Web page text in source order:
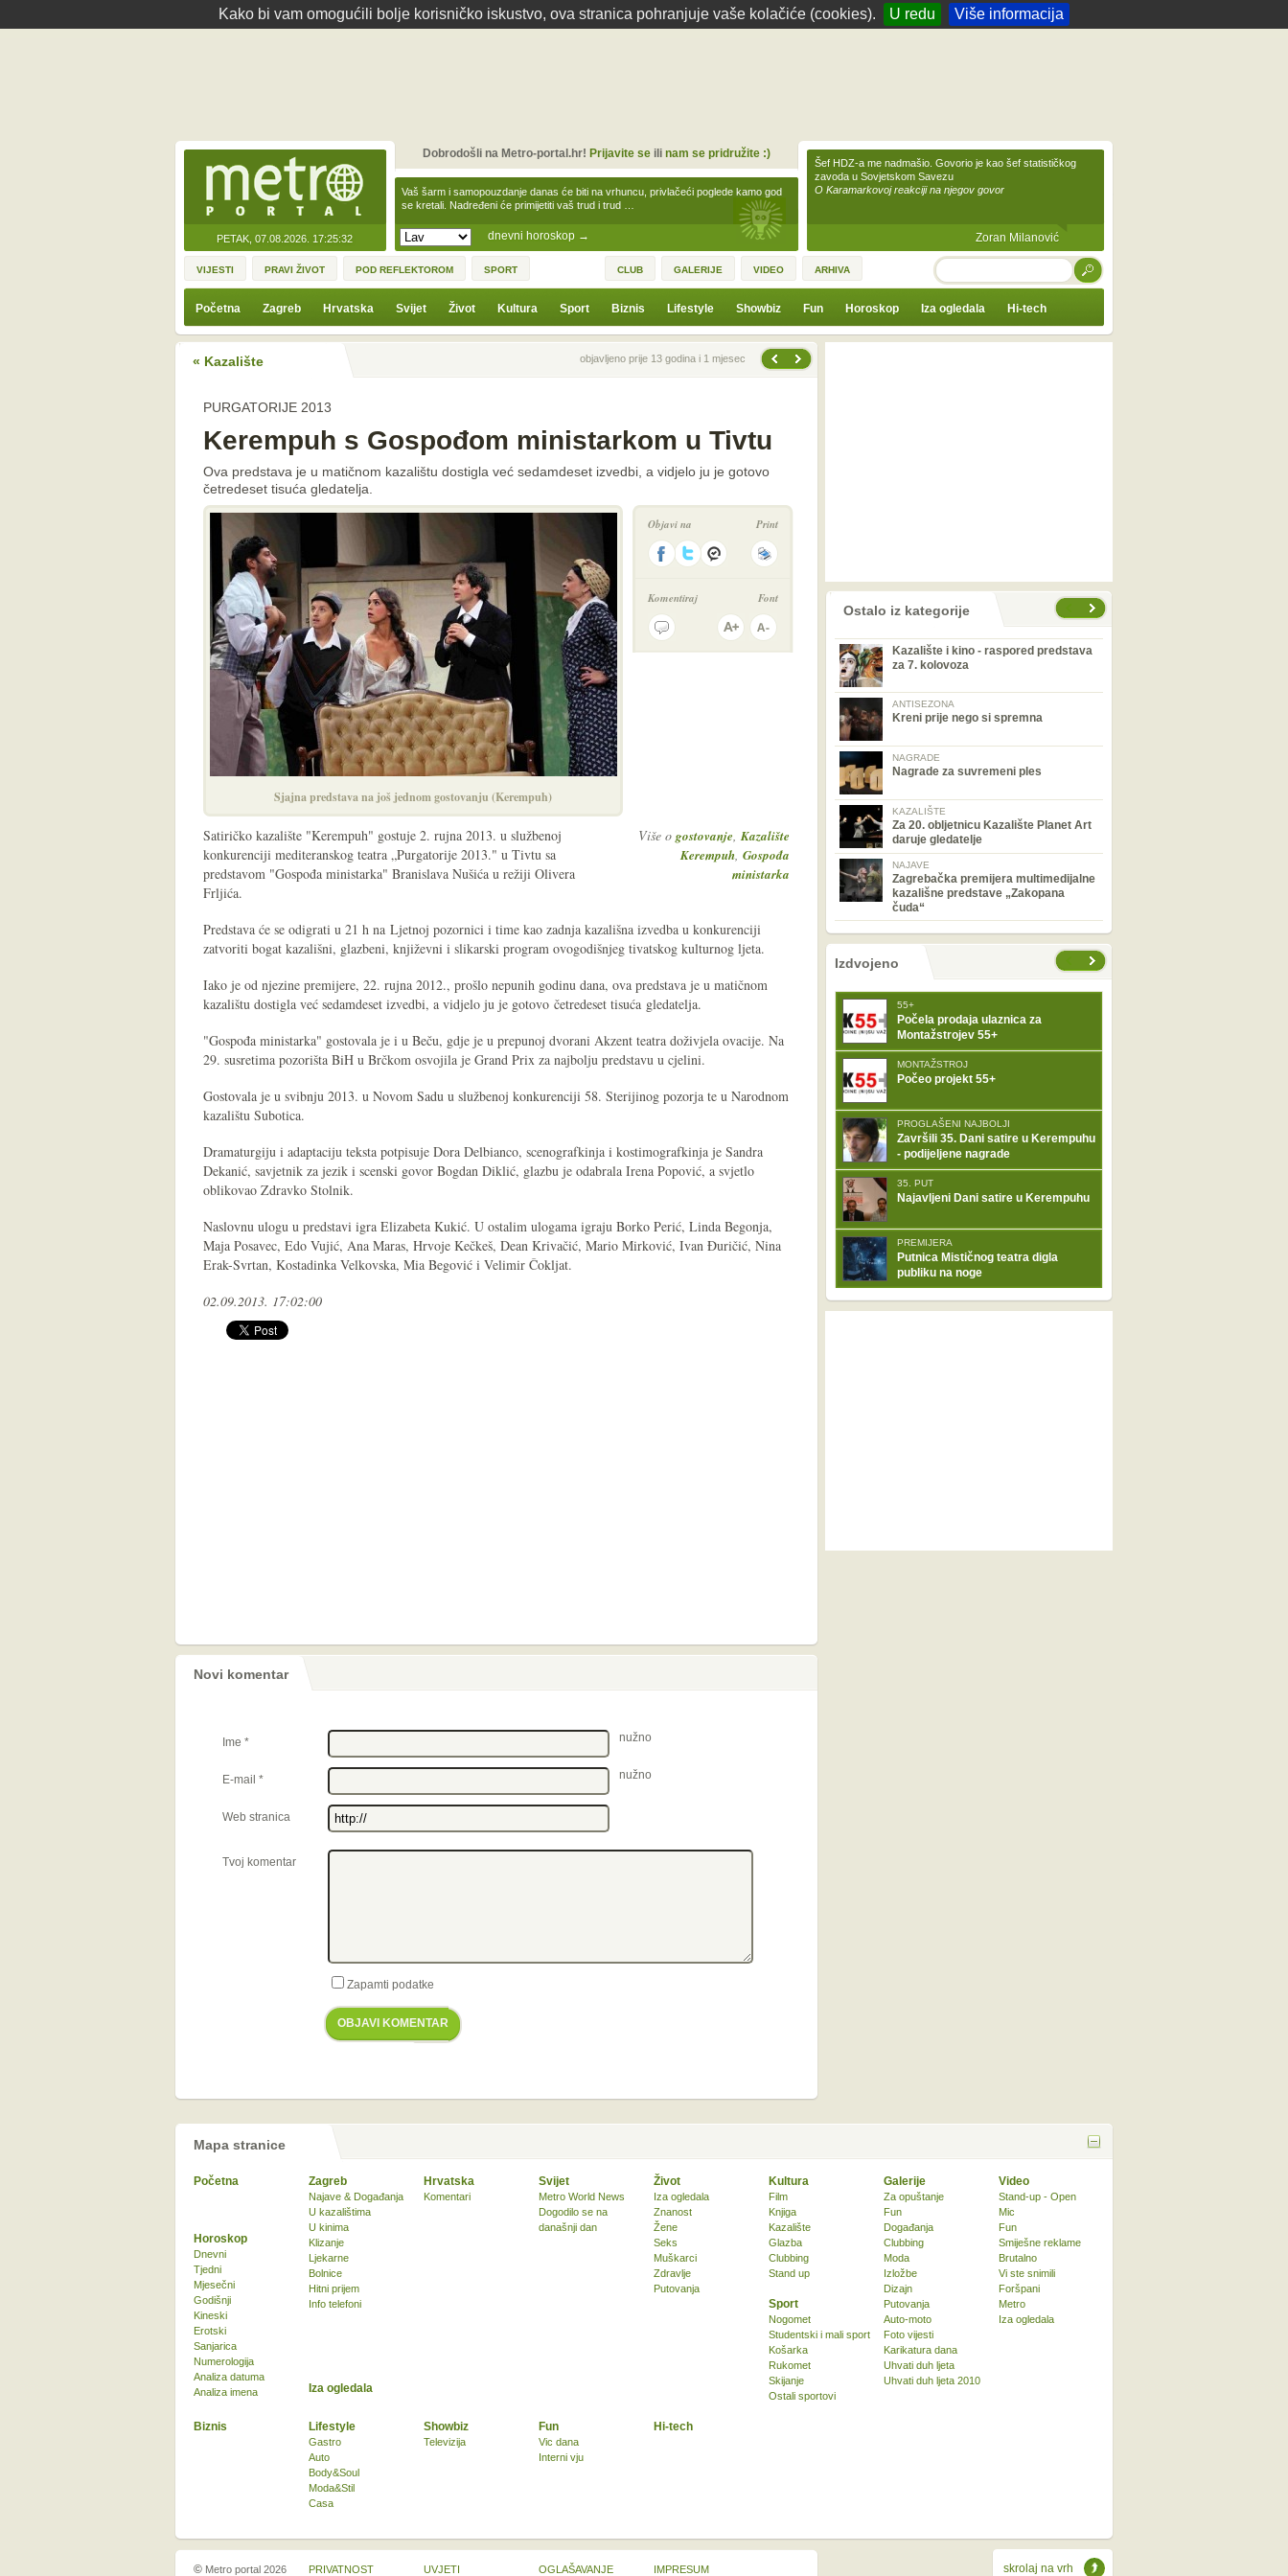
Kako bi vam omogućili bolje korisničko iskustvo, ova stranica pohranjuje vaše kolačiće (cookies). U redu Više informacija
PETAK, 07.08.2026. 17:25:32 dnevni horoskop →
Vaš šarm i samopouzdanje danas će biti na vrhuncu, privlačeći poglede kamo god
se kretali. Nadređeni će primijetiti vaš trud i trud …
Dobrodošli na Metro-portal.hr! Prijavite seili nam se pridružite :)
Šef HDZ-a me nadmašio. Govorio je kao šef statističkog
zavoda u Sovjetskom Savezu
O Karamarkovoj reakciji na njegov govor
Zoran Milanović
VIJESTI PRAVI ŽIVOT POD REFLEKTOROM SPORT CLUB GALERIJE VIDEO ARHIVA TRAŽI
Početna Zagreb Hrvatska Svijet Život Kultura Sport Biznis Lifestyle Showbiz Fun Horoskop Iza ogledala Hi-tech
« Kazalište Prethodna vijestobjavljeno prije 13 godina i 1 mjesec
PURGATORIJE 2013
Kerempuh s Gospođom ministarkom u Tivtu
Ova predstava je u matičnom kazalištu dostigla već sedamdeset izvedbi, a vidjelo ju je gotovo
četredeset tisuća gledatelja.
Sjajna predstava na još jednom gostovanju (Kerempuh)
Objavi na Print
Komentiraj Font
Više o gostovanje,Kazalište
Kerempuh, Gospođa
ministarka
Satiričko kazalište "Kerempuh" gostuje 2. rujna 2013. u službenoj
konkurenciji mediteranskog teatra „Purgatorije 2013." u Tivtu sa
predstavom "Gospođa ministarka" Branislava Nušića u režiji Olivera
Frljića.
Predstava će se odigrati u 21 h na Ljetnoj pozornici i time kao zadnja kazališna izvedba u konkurenciji
zatvoriti bogat kazališni, glazbeni, književni i slikarski program ovogodišnjeg tivatskog kulturnog ljeta.
Iako je od njezine premijere, 22. rujna 2012., prošlo nepunih godinu dana, ova predstava je u matičnom
kazalištu dostigla već sedamdeset izvedbi, a vidjelo ju je gotovo četredeset tisuća gledatelja.
"Gospođa ministarka" gostovala je i u Beču, gdje je u prepunoj dvorani Akzent teatra doživjela ovacije. Na
29. susretima pozorišta BiH u Brčkom osvojila je Grand Prix za najbolju predstavu u cjelini.
Gostovala je u svibnju 2013. u Novom Sadu u službenoj konkurenciji 58. Sterijinog pozorja te u Narodnom
kazalištu Subotica.
Dramaturgiju i adaptaciju teksta potpisuje Dora Delbianco, scenografkinja i kostimografkinja je Sandra
Dekanić, savjetnik za jezik i scenski govor Bogdan Diklić, glazbu je odabrala Irena Popović, a svjetlo
oblikovao Zdravko Stolnik.
Naslovnu ulogu u predstavi igra Elizabeta Kukić. U ostalim ulogama igraju Borko Perić, Linda Begonja,
Maja Posavec, Edo Vujić, Ana Maras, Hrvoje Kečkeš, Dean Krivačić, Mario Mirković, Ivan Đuričić, Nina
Erak-Svrtan, Kostadinka Velkovska, Mia Begović i Velimir Čokljat.
02.09.2013. 17:02:00
Novi komentar
Ime * nužno
E-mail * nužno
Web stranica
Tvoj komentar
Zapamti podatke
OBJAVI KOMENTAR
prethodno Ostalo iz kategorije
Kazalište i kino - raspored predstava
za 7. kolovoza
ANTISEZONA
Kreni prije nego si spremna
NAGRADE
Nagrade za suvremeni ples
KAZALIŠTE
Za 20. obljetnicu Kazalište Planet Art
daruje gledatelje
NAJAVE
Zagrebačka premijera multimedijalne
kazališne predstave „Zakopana
čuda“
nema prethodne stranice
sljedećeIzdvojeno
55+
Počela prodaja ulaznica za
Montažstrojev 55+
MONTAŽSTROJ
Počeo projekt 55+
PROGLAŠENI NAJBOLJI
Završili 35. Dani satire u Kerempuhu
- podijeljene nagrade
35. PUT
Najavljeni Dani satire u Kerempuhu
PREMIJERA
Putnica Mističnog teatra digla
publiku na noge
Mapa stranice
Početna Zagreb
Najave & Događanja
U kazalištima
U kinima
Klizanje
Ljekarne
Bolnice
Hitni prijem
Info telefoni
Hrvatska
Komentari
Svijet
Metro World News
Dogodilo se na
današnji dan
Život
Iza ogledala
Znanost
Žene
Seks
Muškarci
Zdravlje
Putovanja
Kultura
Film
Knjiga
Kazalište
Glazba
Clubbing
Stand up
Sport
Nogomet
Studentski i mali sport
Košarka
Rukomet
Skijanje
Ostali sportovi
Biznis Lifestyle
Gastro
Auto
Body&Soul
Moda&Stil
Casa
Showbiz
Televizija
Fun
Vic dana
Interni vju
Horoskop
Dnevni
Tjedni
Mjesečni
Godišnji
Kineski
Erotski
Sanjarica
Numerologija
Analiza datuma
Analiza imena
Iza ogledala
Hi-tech
Galerije
Za opuštanje
Fun
Događanja
Clubbing
Moda
Izložbe
Dizajn
Putovanja
Auto-moto
Foto vijesti
Karikatura dana
Uhvati duh ljeta
Uhvati duh ljeta 2010
Video
Stand-up - Open
Mic
Fun
Smiješne reklame
Brutalno
Vi ste snimili
Foršpani
Metro
Iza ogledala
skrolaj na vrh
© Metro portal 2026 PRIVATNOST UVJETI OGLAŠAVANJE IMPRESUM